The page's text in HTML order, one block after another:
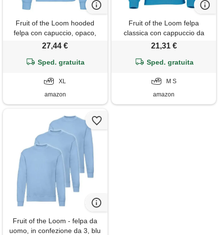
Fruit of the Loom hooded
felpa con capuccio, opaco,
blu, x-large uomo
27,44 €
Sped. gratuita
XL
amazon
Fruit of the Loom felpa
classica con cappuccio da
uomo, blu, s
21,31 €
Sped. gratuita
M S
amazon
Fruit of the Loom - felpa da
uomo, in confezione da 3, blu